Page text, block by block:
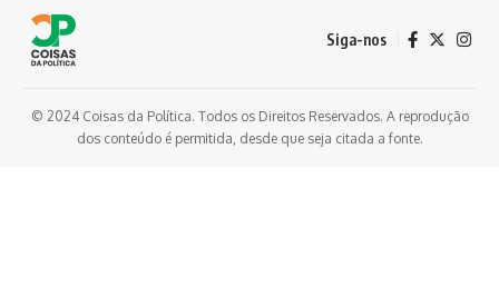
Siga-nos
© 2024 Coisas da Política. Todos os Direitos Reservados. A reprodução
dos conteúdo é permitida, desde que seja citada a fonte.